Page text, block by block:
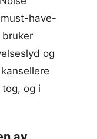
have-
bruker
og
og i